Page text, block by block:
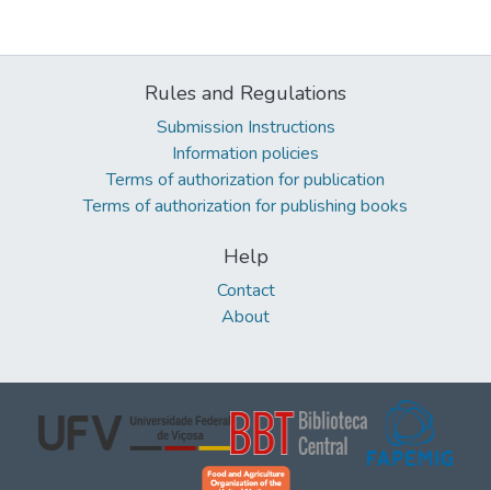
Rules and Regulations
Submission Instructions
Information policies
Terms of authorization for publication
Terms of authorization for publishing books
Help
Contact
About